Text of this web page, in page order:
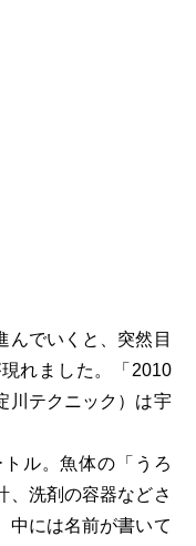
んでいくと、突然目
れました。「2010
川テクニック）は宇
ル。魚体の「うろ
、洗剤の容器などさ
中には名前が書いて